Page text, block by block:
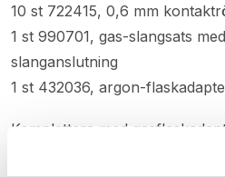
10 st 722415, 0,6 mm
1 st 990701, gas-slangsats
slanganslutning
1 st 432036, argon-
Komplettera med